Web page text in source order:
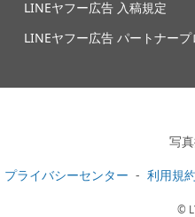
LINEヤフー広告 入稿規定
LINEヤフー広告 パートナー
写
プライバシーセンター 利用規
©